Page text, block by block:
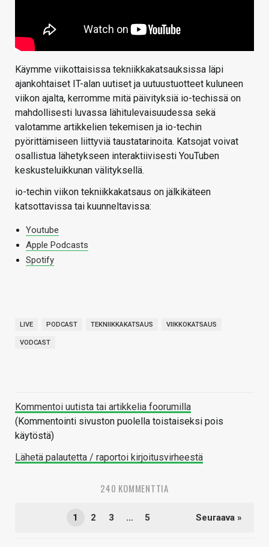
Käymme viikottaisissa tekniikkakatsauksissa läpi
ajankohtaiset IT-alan uutiset ja uutuustuotteet kuluneen
viikon ajalta, kerromme mitä päivityksiä io-techissä on
mahdollisesti luvassa lähitulevaisuudessa sekä
valotamme artikkelien tekemisen ja io-techin
pyörittämiseen liittyviä taustatarinoita. Katsojat voivat
osallistua lähetykseen interaktiivisesti YouTuben
keskusteluikkunan välityksellä.
io-techin viikon tekniikkakatsaus on jälkikäteen
katsottavissa tai kuunneltavissa:
Youtube
Apple Podcasts
Spotify
LIVE PODCAST TEKNIIKKAKATSAUS VIIKKOKATSAUS
VODCAST
Kommentoi uutista tai artikkelia foorumilla
(Kommentointi sivuston puolella toistaiseksi pois
käytöstä)
Lähetä palautetta / raportoi kirjoitusvirheestä
240 KOMMENTTIA
1 2 3 … 5 Seuraava »